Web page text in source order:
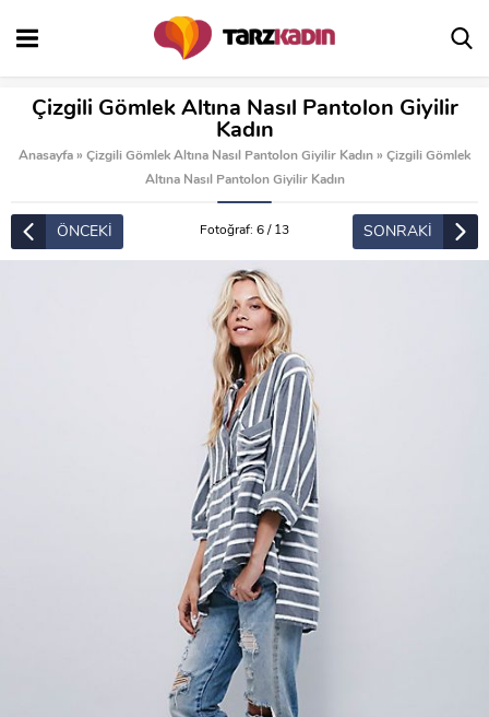
Çizgili Gömlek Altına Nasıl Pantolon Giyilir
Kadın
Anasayfa » Çizgili Gömlek Altına Nasıl Pantolon Giyilir Kadın » Çizgili Gömlek
Altına Nasıl Pantolon Giyilir Kadın
ÖNCEKİ Fotoğraf: 6 / 13 SONRAKİ